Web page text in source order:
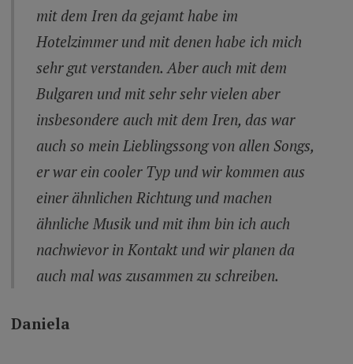
mit dem Iren da gejamt habe im
Hotelzimmer und mit denen habe ich mich
sehr gut verstanden. Aber auch mit dem
Bulgaren und mit sehr sehr vielen aber
insbesondere auch mit dem Iren, das war
auch so mein Lieblingssong von allen Songs,
er war ein cooler Typ und wir kommen aus
einer ähnlichen Richtung und machen
ähnliche Musik und mit ihm bin ich auch
nachwievor in Kontakt und wir planen da
auch mal was zusammen zu schreiben.
Daniela